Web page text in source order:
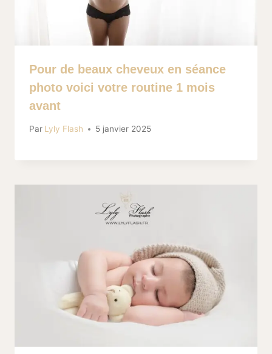
Pour de beaux cheveux en séance
photo voici votre routine 1 mois
avant
Par Lyly Flash 5 janvier 2025